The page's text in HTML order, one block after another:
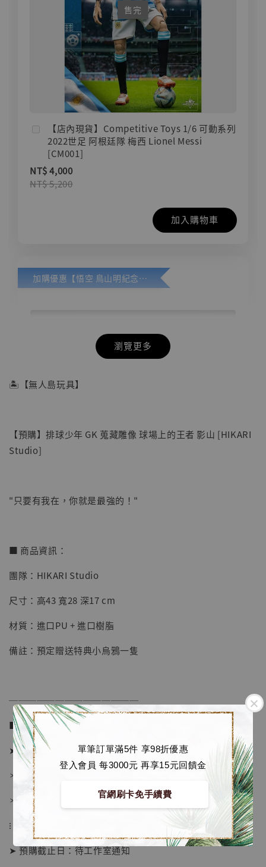
單筆訂單滿5件 享98折優惠
登入會員 每3000元 再享15元回饋金
官網刷卡免手續費
售完
【店內現貨】Competitive Toys 1/6 可動系列
2022世足 阿根廷隊 梅西 Lionel Messi
[CM001]
NT$ 4,000
NT$ 5,200
加入購物車
加購優惠【悟空 鳥山明紀念款 [奇蹟工作室]】
明紀念款 [奇蹟工作室]
NT$ 5,580
瀏覽更多
🏝【無人島玩具】
【預購】排球少年 GK 蒐藏雕像 球場上的王者 影山 [HIKARI
Studio]
"只要有我在，你就是最強的！"
■ 商品資訊：
團隊：HIKARI Studio
尺寸：高43 寬28 深17 cm
材質：進口PU + 進口樹脂
備註：預定贈送特典小烏鴉一隻
──────────────
■ 販售資訊 (NT$)：
➤ 價格 5580元 (訂金2680)
＊ 國際運費另計
＊ 刷卡免手續費
⁝
➤ 預購截止日：待工作室通知